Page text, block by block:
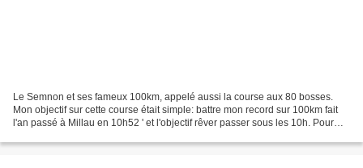
Le Semnon et ses fameux 100km, appelé aussi la course aux 80 bosses.
Mon objectif sur cette course était simple: battre mon record sur 100km fait
l'an passé à Millau en 10h52 ' et l'objectif rêver passer sous les 10h. Pour